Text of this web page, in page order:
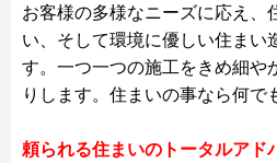
お客様の多様なニーズに応え、
い、そして環境に優しい住まい
す。一つ一つの施工をきめ細や
りします。住まいの事なら何で
頼られる住まいのトータルアド